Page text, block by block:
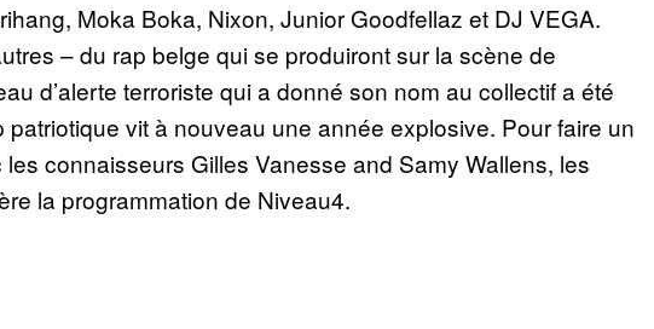
Moka Boka, Nixon, Junior Goodfellaz et DJ VEGA.
– du rap belge qui se produiront sur la scène de
d’alerte terroriste qui a donné son nom au collectif a été
vit à nouveau une année explosive. Pour faire un
connaisseurs Gilles Vanesse and Samy Wallens, les
la programmation de Niveau4.